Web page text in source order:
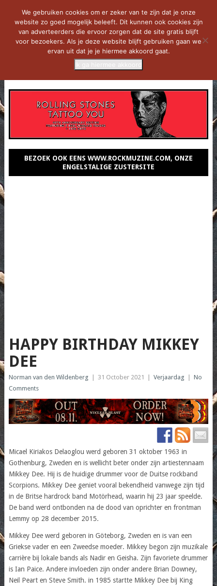
BEZOEK OOK EENS WWW.ROCKMUZINE.COM, ONZE
ENGELSTALIGE ZUSTERSITE
HAPPY BIRTHDAY MIKKEY
DEE
Norman van den Wildenberg 31 October 2021 Verjaardag
No
Comments
Micael Kiriakos Delaoglou werd geboren 31 oktober 1963 in
Gothenburg, Zweden en is wellicht beter onder zijn artiestennaam
Mikkey Dee. Hij is de huidige drummer voor de Duitse rockband
Scorpions. Mikkey Dee geniet vooral bekendheid vanwege zijn tijd
in de Britse hardrock band Motörhead, waarin hij 23 jaar speelde.
De band werd ontbonden na de dood van oprichter en frontman
Lemmy op 28 december 2015.
Mikkey Dee werd geboren in Göteborg, Zweden en is van een
Griekse vader en een Zweedse moeder. Mikkey begon zijn muzikale
carrière bij lokale bands als Nadir en Geisha. Zijn favoriete drummer
is Ian Paice. Andere invloeden zijn onder andere Brian Downey,
Neil Peart en Steve Smith. in 1985 startte Mikkey Dee bij King
We gebruiken cookies om er zeker van te zijn dat je onze
website zo goed mogelijk beleeft. Dit kunnen ook cookies zijn
van adverteerders die ervoor zorgen dat de site gratis blijft
voor bezoekers. Als je deze website blijft gebruiken gaan we
ervan uit dat je je hiermee akkoord gaat.
Ik ga hiermee akkoord